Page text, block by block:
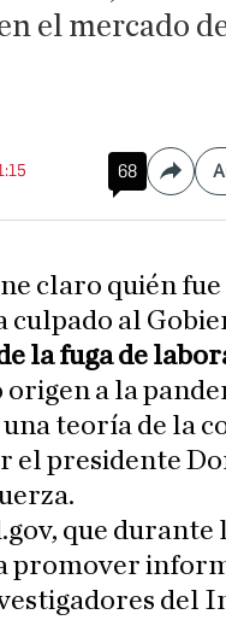
el mercado
68
claro quién
culpado al
la fuga de
origen a la
teoría de la
el presidente
que
promover
del